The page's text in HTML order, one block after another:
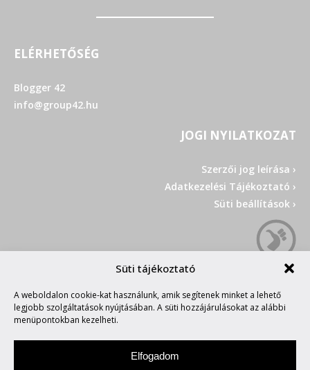
Süti tájékoztató
A weboldalon cookie-kat használunk, amik segítenek minket a lehető
legjobb szolgáltatások nyújtásában. A süti hozzájárulásokat az alábbi
menüpontokban kezelheti.
Elfogadom
ELÉRHETŐSÉG
Blogger 42
info@group42.hu
JOGI NYILATKOZAT
Szerzői jog leírása ›
Adatkezelési Tájékoztató ›
Süti beállítások ›